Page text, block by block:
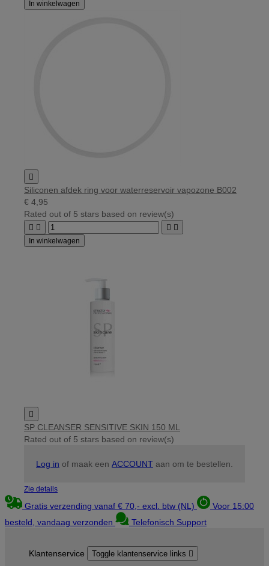
In winkelwagen

Siliconen afdek ring voor waterreservoir vapozone B002
€ 4,95
Rated out of 5 stars based on review(s)
   
In winkelwagen

SP CLEANSER SENSITIVE SKIN 150 ML
Rated out of 5 stars based on review(s)
Log in of maak een ACCOUNT aan om te bestellen.
Zie details
Gratis verzending vanaf € 70,- excl. btw (NL)
Voor 15:00
besteld, vandaag verzonden
Telefonisch Support
Klantenservice Toggle klantenservice links 